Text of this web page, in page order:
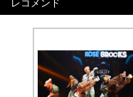
レコメンド